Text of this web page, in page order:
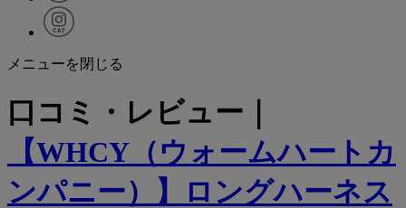
メニューを閉じる
口コミ・レビュー｜
【WHCY（ウォームハートカ
ンパニー）】ロングハーネス